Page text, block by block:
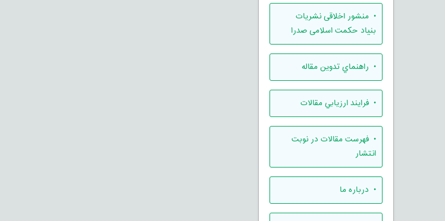
• منشور اخلاقی نشریات
بنیاد حکمت اسلامی صدرا
• راهنماي تدوين مقاله
• فرايند ارزيابي مقالات
• فهرست مقالات در نوبت
انتشار
• درباره ما